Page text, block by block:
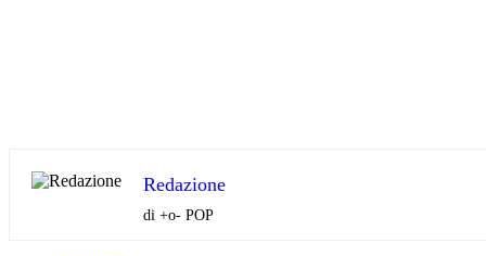
Redazione
di +o- POP